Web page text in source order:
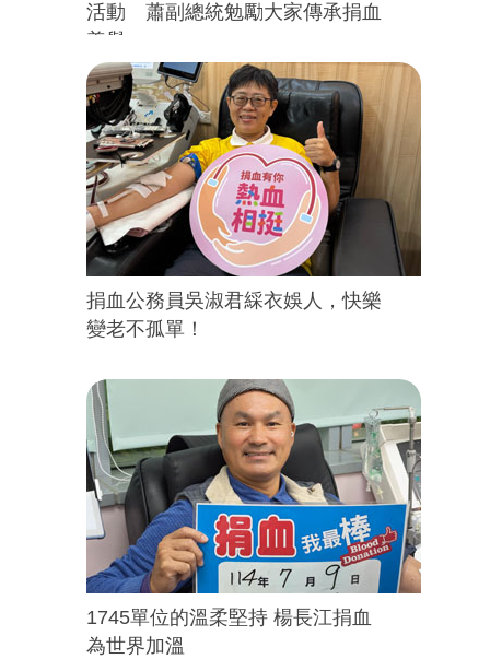
活動 蕭副總統勉勵大家傳承捐血
善舉
捐血公務員吳淑君綵衣娛人，快樂
變老不孤單！
1745單位的溫柔堅持 楊長江捐血
為世界加溫